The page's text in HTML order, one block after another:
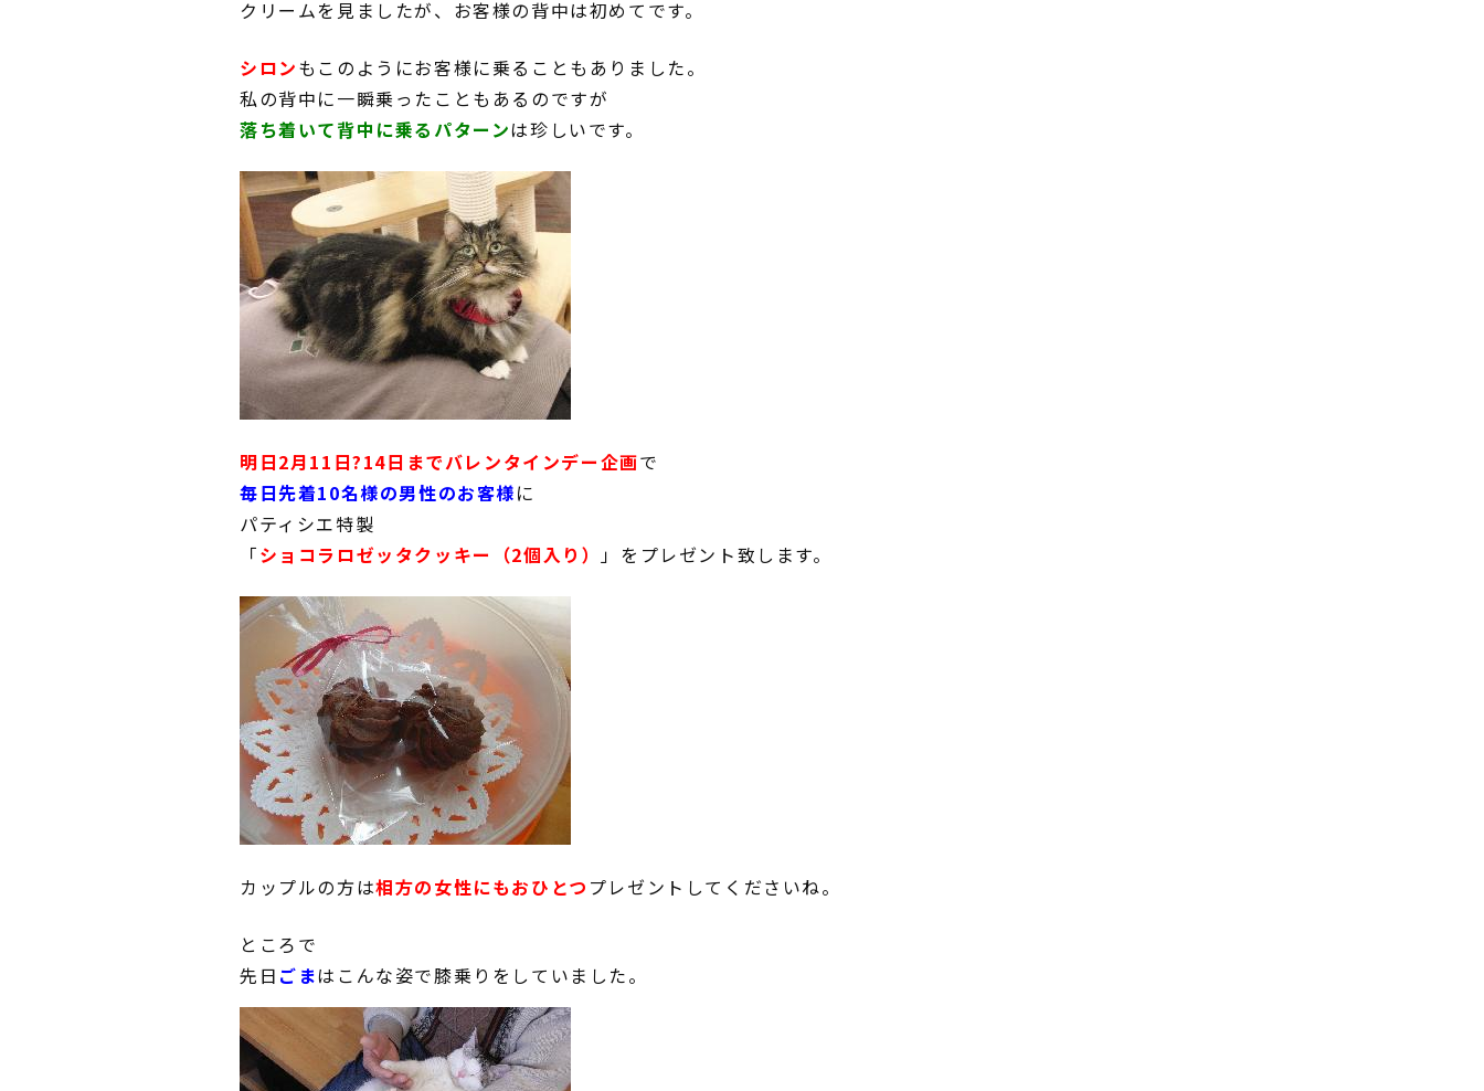
クリームを見ましたが、お客様の背中は初めてです。
シロンもこのようにお客様に乗ることもありました。
私の背中に一瞬乗ったこともあるのですが
落ち着いて背中に乗るパターンは珍しいです。
明日2月11日?14日までバレンタインデー企画で
毎日先着10名様の男性のお客様に
パティシエ特製
「ショコラロゼッタクッキー（2個入り） 」をプレゼント致します。
カップルの方は相方の女性にもおひとつ プレゼントしてくださいね。
ところで
先日 ごまはこんな姿で膝乗りをしていました。